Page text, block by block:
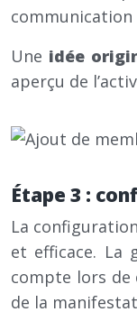
communication
Une idée
aperçu de
Étape 3 :
La
et efficace. La
compte lors de
de la